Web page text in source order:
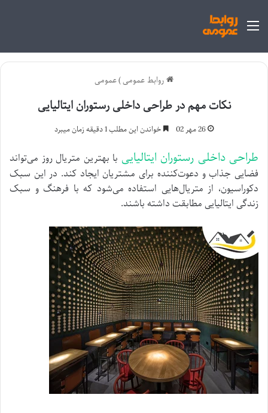
منو
روابط عمومی)عمومی
نکات مهم در طراحی داخلی رستوران ایتالیایی
26 مهر 02 خواندن این مطلب 1 دقیقه زمان میبرد
طراحی داخلی رستوران ایتالیایی با بهترین متریال روز می‌تواند
فضایی جذاب و دعوت‌کننده برای مشتریان ایجاد کند. در این سبک
دکوراسیون، از متریال‌هایی استفاده می‌شود که با فرهنگ و سبک
زندگی ایتالیایی مطابقت داشته باشند.